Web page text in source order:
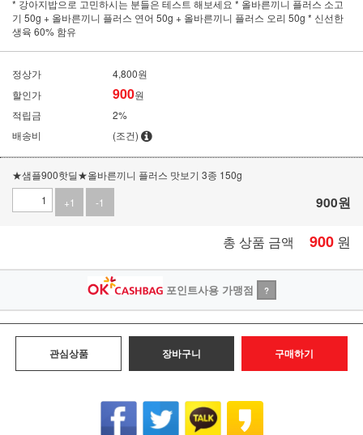
* 강아지밥으로 고민하시는 분들은 테스트 해보세요 * 올바른끼니 플러스 소고
기 50g + 올바른끼니 플러스 연어 50g + 올바른끼니 플러스 오리 50g * 신선한
생육 60% 함유
정상가
4,800원
할인가
900원
적립금
2%
배송비
(조건)
★샘플900핫딜★올바른끼니 플러스 맛보기 3종 150g
+1
-1 900원
총 상품 금액 900 원
포인트사용 가맹점 ?
관심상품 장바구니 구매하기